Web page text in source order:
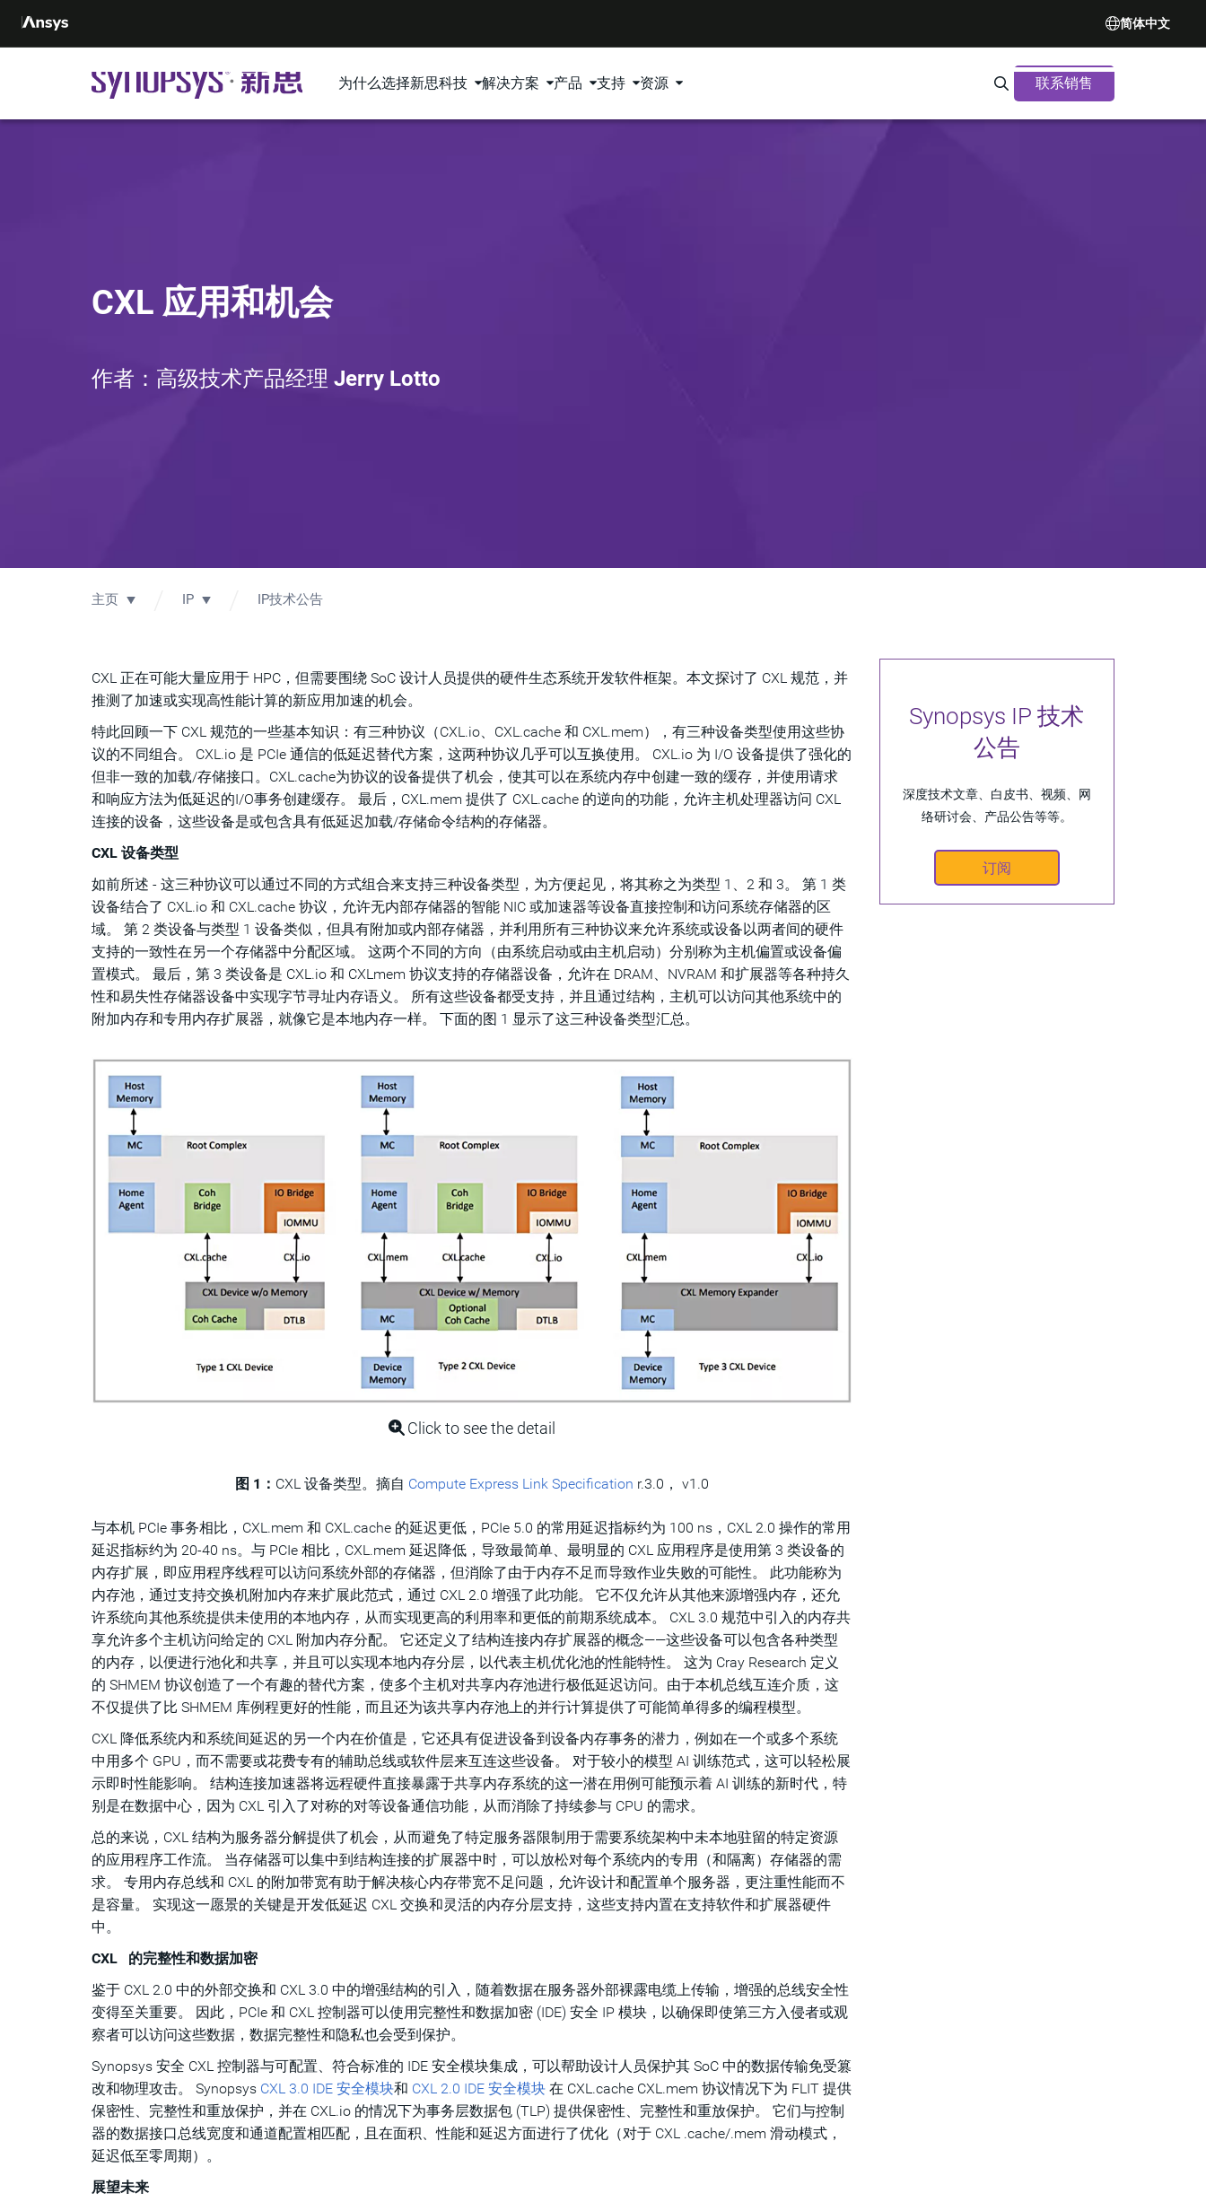
简体中文
为什么选择新思科技 解决方案 产品 支持 资源 Search Synopsys.com
联系销售
CXL 应用和机会
作者：高级技术产品经理 Jerry Lotto
主页 IP IP技术公告
CXL 正在可能大量应用于 HPC，但需要围绕 SoC 设计人员提供的硬件生态系统开发软件框架。本文探讨了 CXL 规范，并
推测了加速或实现高性能计算的新应用加速的机会。
特此回顾一下 CXL 规范的一些基本知识：有三种协议（CXL.io、CXL.cache 和 CXL.mem），有三种设备类型使用这些协
议的不同组合。 CXL.io 是 PCIe 通信的低延迟替代方案，这两种协议几乎可以互换使用。 CXL.io 为 I/O 设备提供了强化的
但非一致的加载/存储接口。CXL.cache为协议的设备提供了机会，使其可以在系统内存中创建一致的缓存，并使用请求
和响应方法为低延迟的I/O事务创建缓存。 最后，CXL.mem 提供了 CXL.cache 的逆向的功能，允许主机处理器访问 CXL
连接的设备，这些设备是或包含具有低延迟加载/存储命令结构的存储器。
CXL 设备类型
如前所述 - 这三种协议可以通过不同的方式组合来支持三种设备类型，为方便起见，将其称之为类型 1、2 和 3。 第 1 类
设备结合了 CXL.io 和 CXL.cache 协议，允许无内部存储器的智能 NIC 或加速器等设备直接控制和访问系统存储器的区
域。 第 2 类设备与类型 1 设备类似，但具有附加或内部存储器，并利用所有三种协议来允许系统或设备以两者间的硬件
支持的一致性在另一个存储器中分配区域。 这两个不同的方向（由系统启动或由主机启动）分别称为主机偏置或设备偏
置模式。 最后，第 3 类设备是 CXL.io 和 CXLmem 协议支持的存储器设备，允许在 DRAM、NVRAM 和扩展器等各种持久
性和易失性存储器设备中实现字节寻址内存语义。 所有这些设备都受支持，并且通过结构，主机可以访问其他系统中的
附加内存和专用内存扩展器，就像它是本地内存一样。 下面的图 1 显示了这三种设备类型汇总。
Click to see the detail
图 1： CXL 设备类型。摘自 Compute Express Link Specification r.3.0， v1.0
与本机 PCIe 事务相比，CXL.mem 和 CXL.cache 的延迟更低，PCIe 5.0 的常用延迟指标约为 100 ns，CXL 2.0 操作的常用
延迟指标约为 20-40 ns。与 PCIe 相比，CXL.mem 延迟降低，导致最简单、最明显的 CXL 应用程序是使用第 3 类设备的
内存扩展，即应用程序线程可以访问系统外部的存储器，但消除了由于内存不足而导致作业失败的可能性。 此功能称为
内存池，通过支持交换机附加内存来扩展此范式，通过 CXL 2.0 增强了此功能。 它不仅允许从其他来源增强内存，还允
许系统向其他系统提供未使用的本地内存，从而实现更高的利用率和更低的前期系统成本。 CXL 3.0 规范中引入的内存共
享允许多个主机访问给定的 CXL 附加内存分配。 它还定义了结构连接内存扩展器的概念——这些设备可以包含各种类型
的内存，以便进行池化和共享，并且可以实现本地内存分层，以代表主机优化池的性能特性。 这为 Cray Research 定义
的 SHMEM 协议创造了一个有趣的替代方案，使多个主机对共享内存池进行极低延迟访问。由于本机总线互连介质，这
不仅提供了比 SHMEM 库例程更好的性能，而且还为该共享内存池上的并行计算提供了可能简单得多的编程模型。
CXL 降低系统内和系统间延迟的另一个内在价值是，它还具有促进设备到设备内存事务的潜力，例如在一个或多个系统
中用多个 GPU，而不需要或花费专有的辅助总线或软件层来互连这些设备。 对于较小的模型 AI 训练范式，这可以轻松展
示即时性能影响。 结构连接加速器将远程硬件直接暴露于共享内存系统的这一潜在用例可能预示着 AI 训练的新时代，特
别是在数据中心，因为 CXL 引入了对称的对等设备通信功能，从而消除了持续参与 CPU 的需求。
总的来说，CXL 结构为服务器分解提供了机会，从而避免了特定服务器限制用于需要系统架构中未本地驻留的特定资源
的应用程序工作流。 当存储器可以集中到结构连接的扩展器中时，可以放松对每个系统内的专用（和隔离）存储器的需
求。 专用内存总线和 CXL 的附加带宽有助于解决核心内存带宽不足问题，允许设计和配置单个服务器，更注重性能而不
是容量。 实现这一愿景的关键是开发低延迟 CXL 交换和灵活的内存分层支持，这些支持内置在支持软件和扩展器硬件
中。
CXL 的完整性和数据加密
鉴于 CXL 2.0 中的外部交换和 CXL 3.0 中的增强结构的引入，随着数据在服务器外部裸露电缆上传输，增强的总线安全性
变得至关重要。 因此，PCIe 和 CXL 控制器可以使用完整性和数据加密 (IDE) 安全 IP 模块，以确保即使第三方入侵者或观
察者可以访问这些数据，数据完整性和隐私也会受到保护。
Synopsys 安全 CXL 控制器与可配置、符合标准的 IDE 安全模块集成，可以帮助设计人员保护其 SoC 中的数据传输免受篡
改和物理攻击。 Synopsys CXL 3.0 IDE 安全模块和 CXL 2.0 IDE 安全模块 在 CXL.cache CXL.mem 协议情况下为 FLIT 提供
保密性、完整性和重放保护，并在 CXL.io 的情况下为事务层数据包 (TLP) 提供保密性、完整性和重放保护。 它们与控制
器的数据接口总线宽度和通道配置相匹配，且在面积、性能和延迟方面进行了优化（对于 CXL .cache/.mem 滑动模式，
延迟低至零周期）。
展望未来
Synopsys IP 技术
公告
深度技术文章、白皮书、视频、网
络研讨会、产品公告等等。
订阅